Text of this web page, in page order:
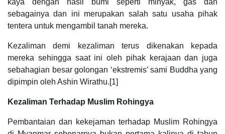
kaya dengan hasil bumi seperti minyak, gas dan
sebagainya dan ini merupakan salah satu usaha pihak
tentera untuk mengambil tanah mereka.
Kezaliman demi kezaliman terus dikenakan kepada
mereka sehingga saat ini oleh pihak kerajaan dan juga
sebahagian besar golongan ‘ekstremis’ sami Buddha yang
dipimpin oleh Ashin Wirathu.[1]
Kezaliman Terhadap Muslim Rohingya
Pembantaian dan kekejaman terhadap Muslim Rohingya